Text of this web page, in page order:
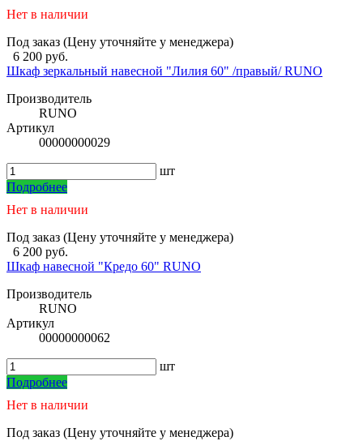
Нет в наличии
Под заказ (Цену уточняйте у менеджера)
6 200 руб.
Шкаф зеркальный навесной "Лилия 60" /правый/ RUNO
Производитель
RUNO
Артикул
00000000029
шт
Подробнее
Нет в наличии
Под заказ (Цену уточняйте у менеджера)
6 200 руб.
Шкаф навесной "Кредо 60" RUNO
Производитель
RUNO
Артикул
00000000062
шт
Подробнее
Нет в наличии
Под заказ (Цену уточняйте у менеджера)